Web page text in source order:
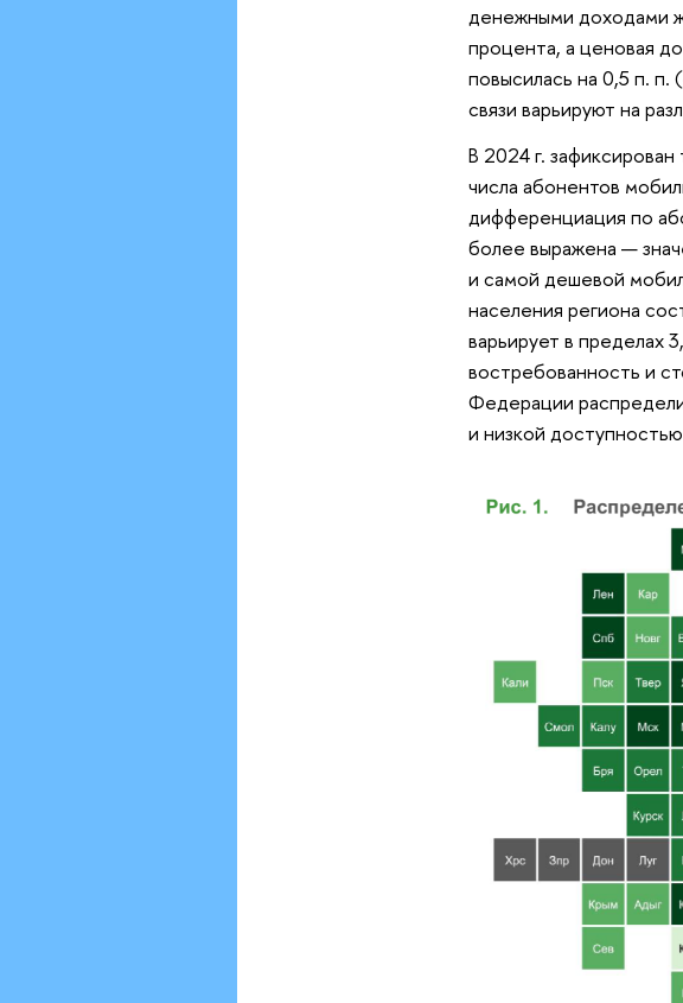
денежными доходами
процента, а ценовая
повысилась на 0,5 п. п.
связи варьируют на
В 2024 г.
числа абонентов
дифференциация по
более выражена —
и самой дешевой
населения региона
варьирует в пределах
востребованность и
Федерации
и низкой